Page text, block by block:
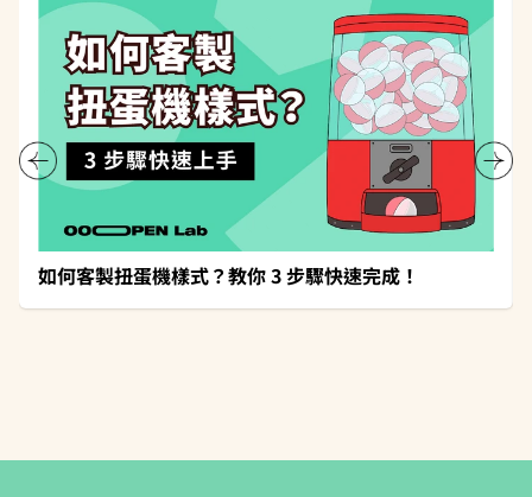
如何客製扭蛋機樣式？教你 3 步驟快速完成！